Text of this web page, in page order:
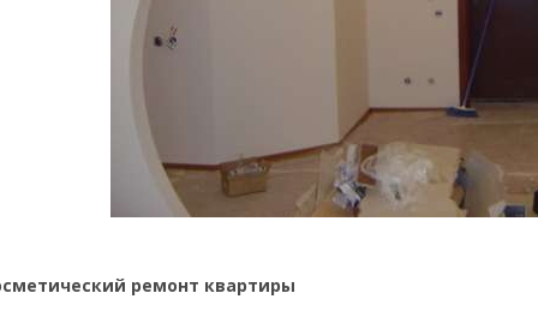
ремонт квартиры